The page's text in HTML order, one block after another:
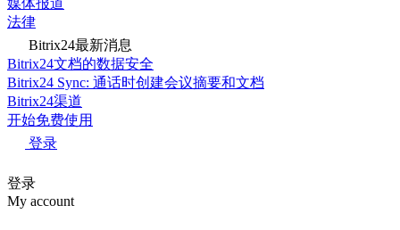
媒体报道
法律
Bitrix24最新消息
Bitrix24文档的数据安全
Bitrix24 Sync: 通话时创建会议摘要和文档
Bitrix24渠道
开始免费使用
登录
登录
My account